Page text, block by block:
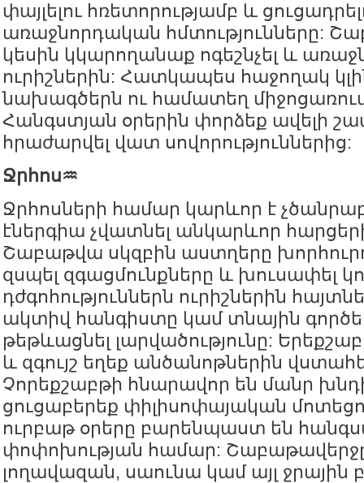
փայլելու հռետորությամբ և
առաջնորդական հմտությունները:
կեսին կկարողանաք ոգեշնչել և
ուրիշներին: Հատկապես հաջողակ
նախագծերն ու համատեղ
Հանգստյան օրերին փորձեք ավելի
հրաժարվել վատ սովորություններից:
Ջրհոս♒️
Ջրհոսների համար կարևոր է
էներգիա չվատնել անկարևոր
Շաբաթվա սկզբին աստղերը
զսպել զգացմունքները և խուսափել
դժգոհություններն ուրիշներին
ակտիվ հանգիստը կամ տնային
թեթևացնել լարվածությունը:
և զգույշ եղեք անծանոթներին
Չորեքշաբթի հնարավոր են մանր
ցուցաբերեք փիլիսոփայական
ուրբաթ օրերը բարենպաստ են
փոփոխության համար:
լողավազան, սաունա կամ այլ ջրային